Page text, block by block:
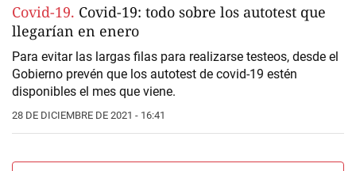
Covid-19. Covid-19: todo sobre los autotest que
llegarían en enero
Para evitar las largas filas para realizarse testeos, desde el
Gobierno prevén que los autotest de covid-19 estén
disponibles el mes que viene.
28 DE DICIEMBRE DE 2021 - 16:41